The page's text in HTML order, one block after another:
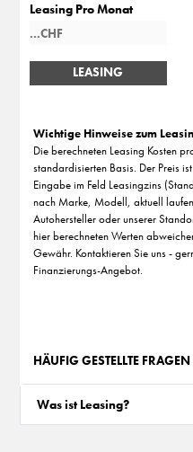
Leasing Pro Monat
LEASING
BERECHNEN
Wichtige Hinweise zum
Die berechneten Leasing Kosten
standardisierten Basis. Der Preis
Eingabe im Feld Leasingzins
nach Marke, Modell, aktuell
Autohersteller oder unserer
hier berechneten Werten
Gewähr. Kontaktieren Sie uns -
Finanzierungs-Angebot.
HÄUFIG GESTELLTE
Was ist Leasing?